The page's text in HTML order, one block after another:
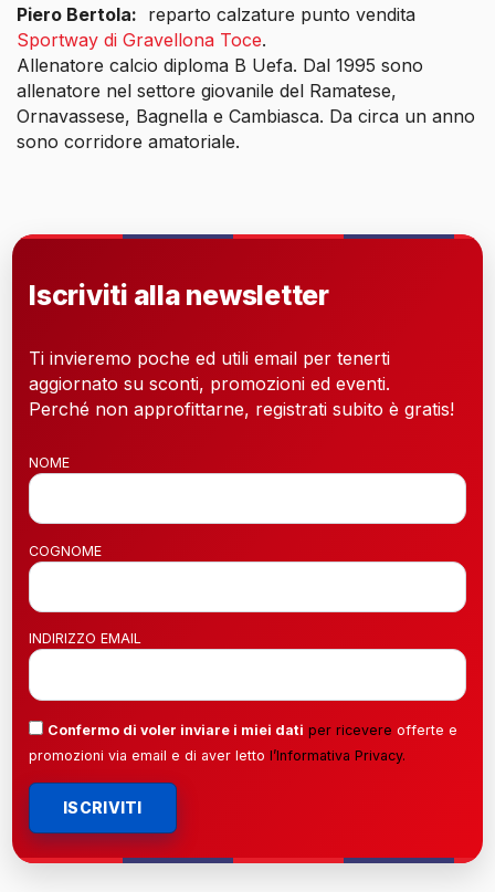
Piero Bertola: reparto calzature punto vendita
Sportway di Gravellona Toce.
Allenatore calcio diploma B Uefa. Dal 1995 sono
allenatore nel settore giovanile del Ramatese,
Ornavassese, Bagnella e Cambiasca. Da circa un anno
sono corridore amatoriale.
Iscriviti alla newsletter
Ti invieremo poche ed utili email per tenerti
aggiornato su sconti, promozioni ed eventi.
Perché non approfittarne, registrati subito è gratis!
NOME
COGNOME
INDIRIZZO EMAIL
Confermo di voler inviare i miei dati per ricevere offerte e
promozioni via email e di aver letto l’Informativa Privacy.
ISCRIVITI